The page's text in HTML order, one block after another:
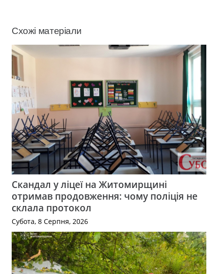
Схожі матеріали
Скандал у ліцеї на Житомирщині
отримав продовження: чому поліція не
склала протокол
Субота, 8 Серпня, 2026